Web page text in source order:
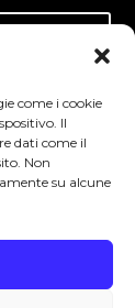
come i cookie
Il
dati come il
Non
su alcune
ai
è